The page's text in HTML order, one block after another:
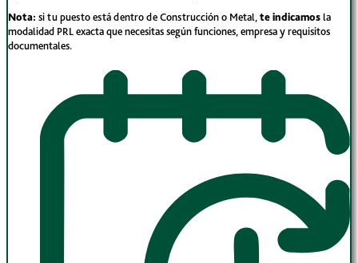
Nota: si tu puesto está dentro de Construcción o Metal,te indicamosla
modalidad PRL exacta que necesitas según funciones, empresa y requisitos
documentales.